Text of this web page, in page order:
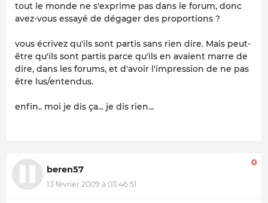
tout le monde ne s'exprime pas dans le forum, donc
avez-vous essayé de dégager des proportions ?
vous écrivez qu'ils sont partis sans rien dire. Mais peut-
être qu'ils sont partis parce qu'ils en avaient marre de
dire, dans les forums, et d'avoir l'impression de ne pas
être lus/entendus.
enfin.. moi je dis ça... je dis rien...
beren57
13 février 2009 à 03:46:51
0